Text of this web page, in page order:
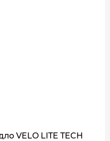
VELO LITE TECH